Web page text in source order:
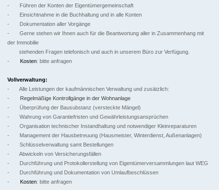
- Führen der Konten der Eigentümergemeinschaft
- Einsichtnahme in die Buchhaltung und in alle Konten
- Dokumentation aller Vorgänge
- Gerne stehen wir Ihnen auch für die Beantwortung aller in Zusammenhang mit
der Immobilie
stehenden Fragen telefonisch und auch in unserem Büro zur Verfügung.
-
Kosten: bitte anfragen
Vollverwaltung:
- Alle Leistungen der kaufmännischen Verwaltung und zusätzlich:
-
Regelmäßige Kontrollgänge in der Wohnanlage
- Überprüfung der Bausubstanz (versteckte Mängel)
- Wahrung von Garantiefristen und Gewährleistungsansprüchen
- Organisation technischer Instandhaltung und notwendiger Kleinreparaturen
- Management der Hausbetreuung (Hausmeister, Winterdienst, Außenanlagen)
- Schlüsselverwaltung samt Bestellungen
- Abwickeln von Versicherungsfällen
- Durchführung und Protokollerstellung von Eigentümerversammlungen laut WEG
- Durchführung und Dokumentation von Umlaufbeschlüssen
-
Kosten: bitte anfragen